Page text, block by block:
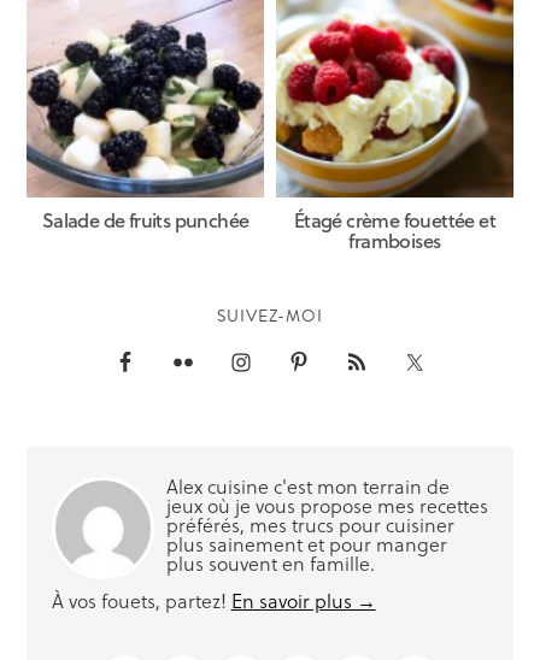
Salade de fruits punchée Étagé crème fouettée et
framboises
SUIVEZ-MOI
Alex cuisine c'est mon terrain de
jeux où je vous propose mes recettes
préférés, mes trucs pour cuisiner
plus sainement et pour manger
plus souvent en famille.
À vos fouets, partez! En savoir plus →